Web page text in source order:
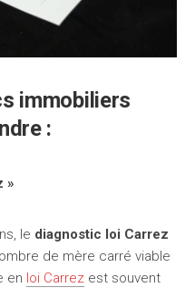
immobiliers
:
»
le diagnostic loi Carrez
de mère carré viable
en loi Carrez est souvent